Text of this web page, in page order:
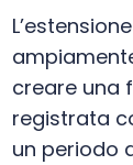
creare una
registrata
un periodo